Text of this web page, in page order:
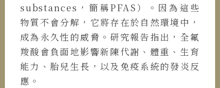
substances，簡稱PFAS）。因為這些
物質不會分解，它將存在於自然環境中，
成為永久性的威脅。研究報告指出，全氟
羧酸會負面地影響新陳代謝、體重、生育
能力、胎兒生長，以及免疫系統的發炎反
應。